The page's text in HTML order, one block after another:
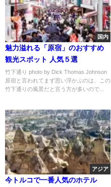
国内
魅力溢れる「原宿」のおすすめ
観光スポット 人気５選
竹下通り photo by Dick Thomas Johnson
原宿と言われてまず思い浮かぶのは、この
竹下通りの風景だと言う方が多いので...
アジア
今トルコで一番人気のホテル